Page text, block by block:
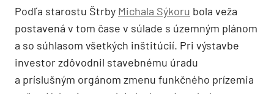
Podľa starostu Štrby Michala Sýkoru bola veža
postavená v tom čase v súlade s územným plánom
a so súhlasom všetkých inštitúcií. Pri výstavbe
investor zdôvodnil stavebnému úradu
a príslušným orgánom zmenu funkčného prízemia